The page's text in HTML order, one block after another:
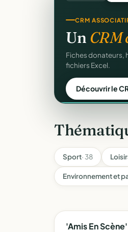
COLLECTE DE
Campagnes,
donateur. 100 %
Lancer ma
Sport· 38
Environnement et
'Amis En Scène'